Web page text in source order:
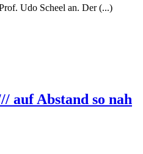
Udo Scheel an. Der (...)
auf Abstand so nah